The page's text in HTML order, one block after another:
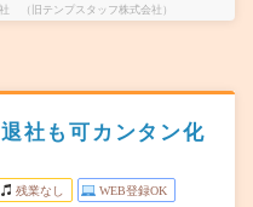
（旧テンプスタッフ株式会社）
社も可カンタン化
残業なし WEB登録OK